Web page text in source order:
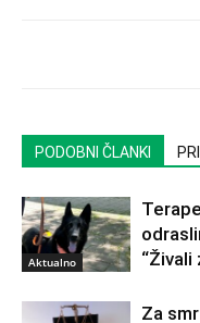
PODOBNI ČLANKI
Aktualno
Za